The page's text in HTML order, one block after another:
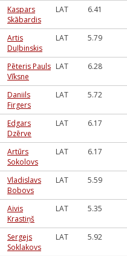
Kaspars
Skābardis
LAT 6.41
Artis
Duļbinskis
LAT 5.79
Pēteris Pauls
Vīksne
LAT 6.28
Daniils
Firgers
LAT 5.72
Edgars
Dzērve
LAT 6.17
Artūrs
Sokolovs
LAT 6.17
Vladislavs
Bobovs
LAT 5.59
Aivis
Krastiņš
LAT 5.35
Sergejs
Soklakovs
LAT 5.92